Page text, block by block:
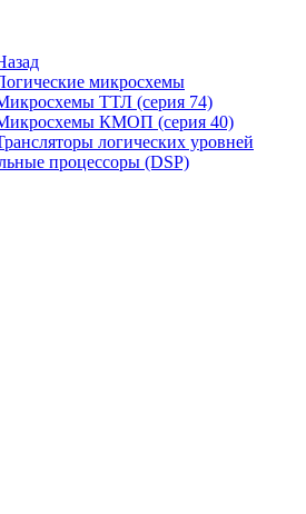
микросхемы
ТТЛ (серия 74)
КМОП (серия 40)
логических уровней
процессоры (DSP)